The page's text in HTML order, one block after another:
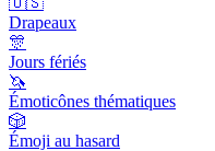
Drapeaux
🎊
Jours fériés
🦄
Émoticônes thématiques
🎲
Émoji au hasard